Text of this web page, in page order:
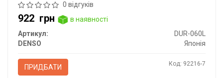
0 відгуків
922 грн
в наявності
Артикул:
DUR-060L
DENSO
Японія
ПРИДБАТИ Код: 92216-7